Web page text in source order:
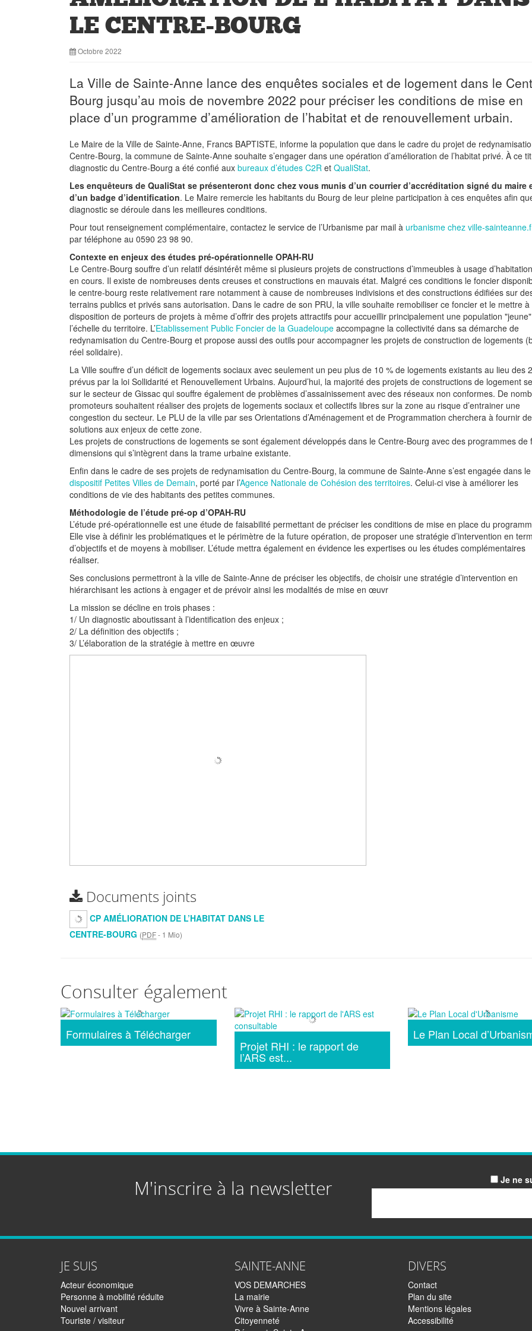
LE CENTRE-BOURG
Octobre 2022
La Ville de Sainte-Anne lance des enquêtes sociales et de logement dans le
Bourg jusqu’au mois de novembre 2022 pour préciser les conditions de mise en
place d’un programme d’amélioration de l’habitat et de renouvellement urbain.
Le Maire de la Ville de Sainte-Anne, Francs BAPTISTE, informe la population que dans le cadre du projet de
Centre-Bourg, la commune de Sainte-Anne souhaite s’engager dans une opération d’amélioration de l’habitat privé. À ce
diagnostic du Centre-Bourg a été confié aux bureaux d’études C2R et QualiStat.
Les enquêteurs de QualiStat se présenteront donc chez vous munis d’un courrier d’accréditation signé du maire
d’un badge d’identification. Le Maire remercie les habitants du Bourg de leur pleine participation à ces enquêtes afin
diagnostic se déroule dans les meilleures conditions.
Pour tout renseignement complémentaire, contactez le service de l’Urbanisme par mail à urbanisme chez ville-
par téléphone au 0590 23 98 90.
Contexte en enjeux des études pré-opérationnelle OPAH-RU
Le Centre-Bourg souffre d’un relatif désintérêt même si plusieurs projets de constructions d’immeubles à usage
en cours. Il existe de nombreuses dents creuses et constructions en mauvais état. Malgré ces conditions le foncier
le centre-bourg reste relativement rare notamment à cause de nombreuses indivisions et des constructions édifiées sur
terrains publics et privés sans autorisation. Dans le cadre de son PRU, la ville souhaite remobiliser ce foncier et le mettre à
disposition de porteurs de projets à même d’offrir des projets attractifs pour accueillir principalement une population
l’échelle du territoire. L’Etablissement Public Foncier de la Guadeloupe accompagne la collectivité dans sa démarche de
redynamisation du Centre-Bourg et propose aussi des outils pour accompagner les projets de construction de logements
réel solidaire).
La Ville souffre d’un déficit de logements sociaux avec seulement un peu plus de 10 % de logements existants au lieu des
prévus par la loi Sollidarité et Renouvellement Urbains. Aujourd’hui, la majorité des projets de constructions de logement
sur le secteur de Gissac qui souffre également de problèmes d’assainissement avec des réseaux non conformes. De
promoteurs souhaitent réaliser des projets de logements sociaux et collectifs libres sur la zone au risque d’entrainer une
congestion du secteur. Le PLU de la ville par ses Orientations d’Aménagement et de Programmation cherchera à fournir
solutions aux enjeux de cette zone.
Les projets de constructions de logements se sont également développés dans le Centre-Bourg avec des programmes de
dimensions qui s’intègrent dans la trame urbaine existante.
Enfin dans le cadre de ses projets de redynamisation du Centre-Bourg, la commune de Sainte-Anne s’est engagée dans le
dispositif Petites Villes de Demain, porté par l’Agence Nationale de Cohésion des territoires. Celui-ci vise à améliorer les
conditions de vie des habitants des petites communes.
Méthodologie de l’étude pré-op d’OPAH-RU
L’étude pré-opérationnelle est une étude de faisabilité permettant de préciser les conditions de mise en place du
Elle vise à définir les problématiques et le périmètre de la future opération, de proposer une stratégie d’intervention en
d’objectifs et de moyens à mobiliser. L’étude mettra également en évidence les expertises ou les études complémentaires
réaliser.
Ses conclusions permettront à la ville de Sainte-Anne de préciser les objectifs, de choisir une stratégie d’intervention en
hiérarchisant les actions à engager et de prévoir ainsi les modalités de mise en œuvr
La mission se décline en trois phases :
1/ Un diagnostic aboutissant à l’identification des enjeux ;
2/ La définition des objectifs ;
3/ L’élaboration de la stratégie à mettre en œuvre
Documents joints
CP AMÉLIORATION DE L’HABITAT DANS LE
CENTRE-BOURG (PDF- 1 Mio)
Consulter également
Formulaires à Télécharger
Projet RHI : le rapport de
l’ARS est...
Le Plan Local
M'inscrire à la newsletter
Je ne
JE SUIS
Acteur économique
Personne à mobilité réduite
Nouvel arrivant
Touriste / visiteur
SAINTE-ANNE
VOS DEMARCHES
La mairie
Vivre à Sainte-Anne
Citoyenneté
DIVERS
Contact
Plan du site
Mentions légales
Accessibilité